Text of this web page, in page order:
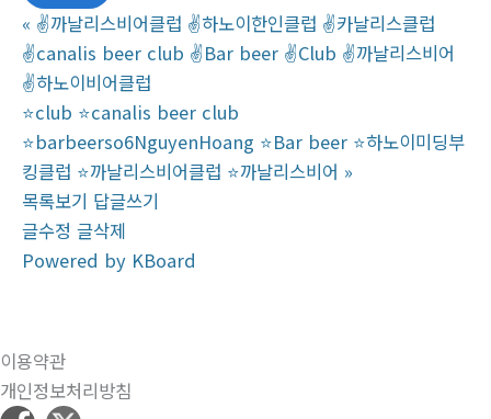
« ✌까날리스비어클럽 ✌하노이한인클럽 ✌‍‍카날리스클럽
✌‍canalis beer club ✌Bar beer ✌‍‍Club ‍‍✌까날리스비어
‍‍✌하노이비어클럽
⭐️club ⭐️canalis beer club
⭐️barbeerso6NguyenHoang ⭐️Bar beer ⭐️하노이미딩부
킹클럽 ⭐️까날리스비어클럽 ⭐️까날리스비어 »
목록보기 답글쓰기
글수정 글삭제
Powered by KBoard
이용약관
개인정보처리방침